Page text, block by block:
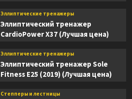
Эллиптические тренажеры
Эллиптический тренажер
CardioPower X37 (Лучшая цена)
Эллиптические тренажеры
Эллиптический тренажер Sole
Fitness E25 (2019) (Лучшая цена)
Степперы и лестницы